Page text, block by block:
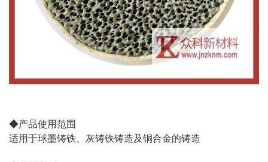
◆产品使用范围
适用于球墨铸铁、灰铸铁铸造及铜合金的铸造